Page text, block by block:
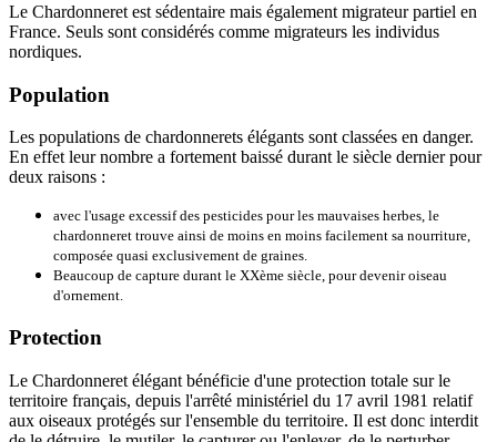
Le Chardonneret est sédentaire mais également migrateur partiel en
France. Seuls sont considérés comme migrateurs les individus
nordiques.
Population
Les populations de chardonnerets élégants sont classées en danger.
En effet leur nombre a fortement baissé durant le siècle dernier pour
deux raisons :
avec l'usage excessif des pesticides pour les mauvaises herbes, le
chardonneret trouve ainsi de moins en moins facilement sa nourriture,
composée quasi exclusivement de graines.
Beaucoup de capture durant le XXème siècle, pour devenir oiseau
d'ornement.
Protection
Le Chardonneret élégant bénéficie d'une protection totale sur le
territoire français, depuis l'arrêté ministériel du 17 avril 1981 relatif
aux oiseaux protégés sur l'ensemble du territoire. Il est donc interdit